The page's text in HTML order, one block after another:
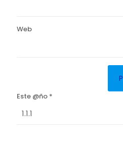
Web
Este @ño *